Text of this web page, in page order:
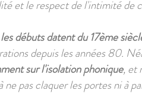
et le respect de l'intimité de
débuts datent du 17ème
depuis les années 80.
sur l'isolation phonique, et
pas claquer les portes ni